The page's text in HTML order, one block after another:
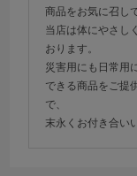
商品をお気に召し
当店は体にやさし
おります。
災害用にも日常用
できる商品をご提
で、
末永くお付き合い